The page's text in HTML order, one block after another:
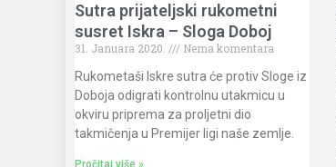
Sutra prijateljski rukometni
susret Iskra – Sloga Doboj
31. Januara 2020.
Nema komentara
Rukometaši Iskre sutra će protiv Sloge iz
Doboja odigrati kontrolnu utakmicu u
okviru priprema za proljetni dio
takmičenja u Premijer ligi naše zemlje.